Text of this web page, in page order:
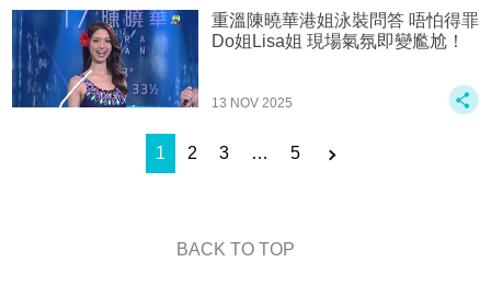
重溫陳曉華港姐泳裝問答 唔怕得罪
Do姐Lisa姐 現場氣氛即變尷尬！
13 NOV 2025
1 2 3 … 5
BACK TO TOP